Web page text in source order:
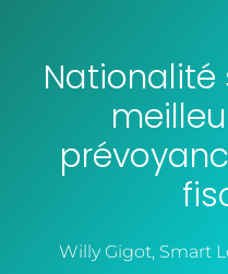
Nationalité
Willy Gigot, Smart